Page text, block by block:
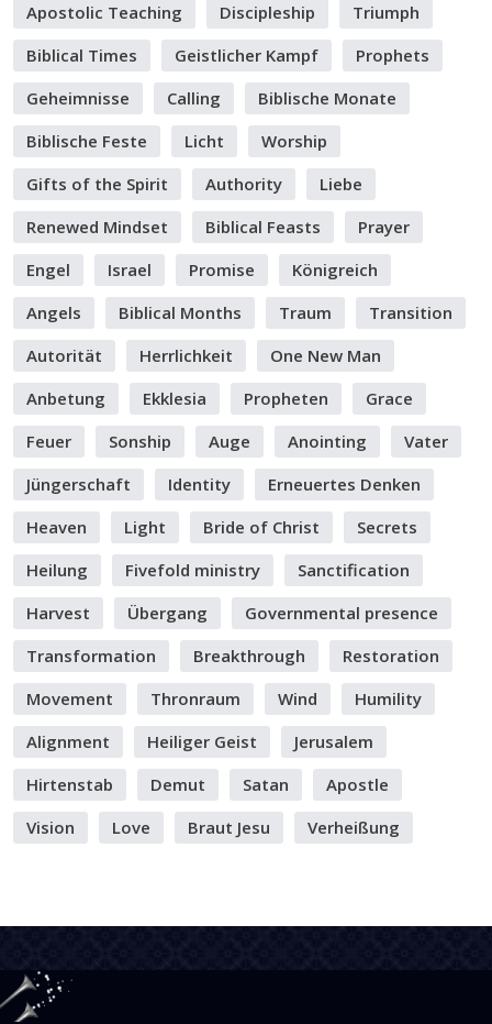
Apostolic Teaching
Discipleship
Triumph
Biblical Times
Geistlicher Kampf
Prophets
Geheimnisse
Calling
Biblische Monate
Biblische Feste
Licht
Worship
Gifts of the Spirit
Authority
Liebe
Renewed Mindset
Biblical Feasts
Prayer
Engel
Israel Promise
Königreich
Angels
Biblical Months Traum
Transition
Autorität
Herrlichkeit
One New Man
Anbetung
Ekklesia Propheten
Grace
Feuer
Sonship Auge Anointing
Vater
Jüngerschaft
Identity
Erneuertes Denken
Heaven
Light Bride of Christ
Secrets
Heilung
Fivefold ministry
Sanctification
Harvest
Übergang
Governmental presence
Transformation
Breakthrough
Restoration
Movement
Thronraum Wind
Humility
Alignment
Heiliger Geist
Jerusalem
Hirtenstab
Demut Satan
Apostle
Vision
Love Braut Jesu Verheißung